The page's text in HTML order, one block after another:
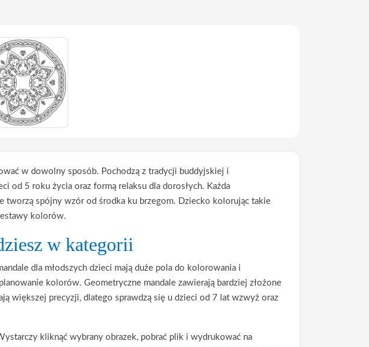
w dowolny sposób. Pochodzą z tradycji buddyjskiej i
od 5 roku życia oraz formą relaksu dla dorosłych. Każda
tworzą spójny wzór od środka ku brzegom. Dziecko kolorując takie
kolorów.
w kategorii
dla młodszych dzieci mają duże pola do kolorowania i
kolorów. Geometryczne mandale zawierają bardziej złożone
większej precyzji, dlatego sprawdzą się u dzieci od 7 lat wzwyż oraz
kliknąć wybrany obrazek, pobrać plik i wydrukować na